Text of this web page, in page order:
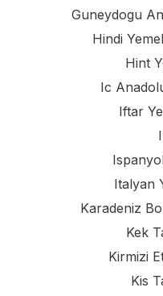
Guneydogu
Hindi
Hint
Ic
Iftar
Italyan
Karadeniz
Kek
Kirmizi
Kis